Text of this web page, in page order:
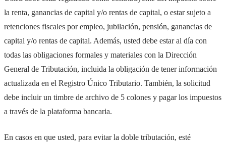
la renta, ganancias de capital y/o rentas de capital, o estar sujeto a
retenciones fiscales por empleo, jubilación, pensión, ganancias de
capital y/o rentas de capital. Además, usted debe estar al día con
todas las obligaciones formales y materiales con la Dirección
General de Tributación, incluida la obligación de tener información
actualizada en el Registro Único Tributario. También, la solicitud
debe incluir un timbre de archivo de 5 colones y pagar los impuestos
a través de la plataforma bancaria.
En casos en que usted, para evitar la doble tributación, esté